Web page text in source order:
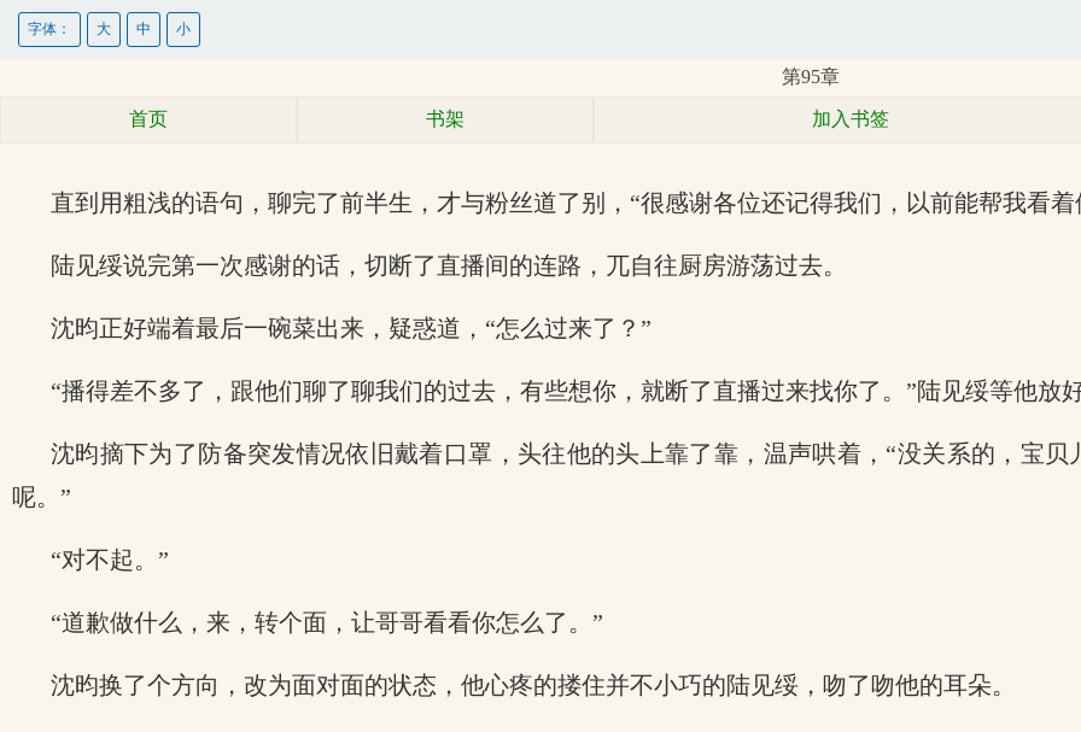
字体： 大 中 小
第95章
首页 书架 加入书签
直到用粗浅的语句，聊完了前半生，才与粉丝道了别，“很感谢各位还记得我们，以前能帮我看
陆见绥说完第一次感谢的话，切断了直播间的连路，兀自往厨房游荡过去。
沈昀正好端着最后一碗菜出来，疑惑道，“怎么过来了？”
“播得差不多了，跟他们聊了聊我们的过去，有些想你，就断了直播过来找你了。”陆见绥等他
沈昀摘下为了防备突发情况依旧戴着口罩，头往他的头上靠了靠，温声哄着，“没关系的，宝
呢。”
“对不起。”
“道歉做什么，来，转个面，让哥哥看看你怎么了。”
沈昀换了个方向，改为面对面的状态，他心疼的搂住并不小巧的陆见绥，吻了吻他的耳朵。